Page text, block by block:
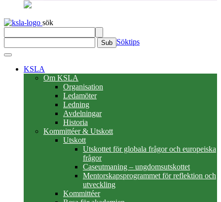
sök
Sub Söktips
KSLA
Om KSLA
Organisation
Ledamöter
Ledning
Avdelningar
Historia
Kommittéer & Utskott
Utskott
Utskottet för globala frågor och europeiska
frågor
Caseutmaning – ungdomsutskottet
Mentorskapsprogrammet för reflektion och
utveckling
Kommittéer